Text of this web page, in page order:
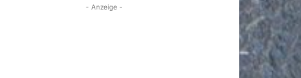
- Anzeige -